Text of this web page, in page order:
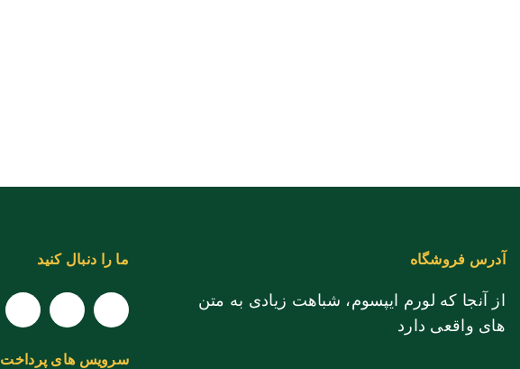
آدرس فروشگاه
از آنجا که لورم ایپسوم، شباهت زیادی به متن
های واقعی دارد
ما را دنبال کنید
سرویس های پرداخت